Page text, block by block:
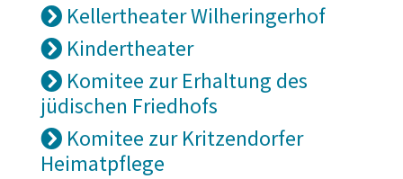
Kellertheater Wilheringerhof
Kindertheater
Komitee zur Erhaltung des
jüdischen Friedhofs
Komitee zur Kritzendorfer
Heimatpflege